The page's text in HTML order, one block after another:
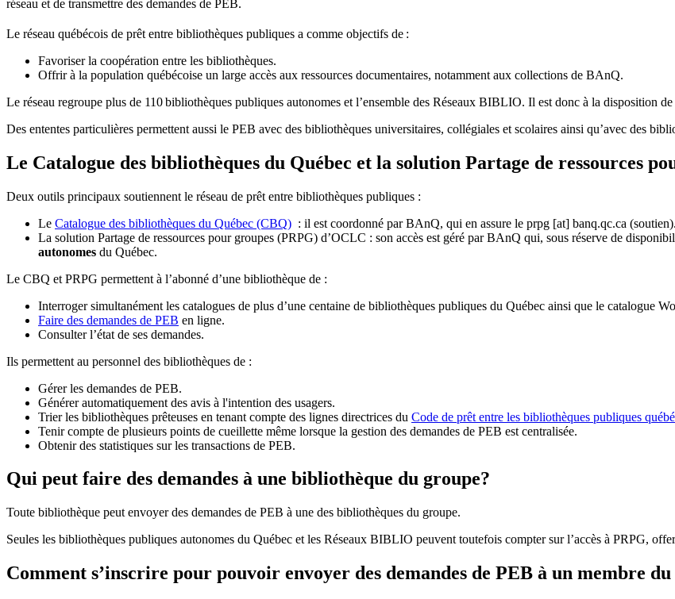
réseau et de transmettre des demandes de PEB.
Le réseau québécois de prêt entre bibliothèques publiques a comme objectifs de :
Favoriser la coopération entre les bibliothèques.
Offrir à la population québécoise un large accès aux ressources documentaires, notamment aux collections de BAnQ.
Le réseau regroupe plus de 110bibliothèques publiques autonomes et l’ensemble des Réseaux BIBLIO. Il est donc à la disposition
Des ententes particulières permettent aussi le PEB avec des bibliothèques universitaires, collégiales et scolaires ainsi qu’avec des
Le Catalogue des bibliothèques du Québec et la solution Partage de ressources
Deux outils principaux soutiennent le réseau de prêt entre bibliothèques publiques :
Le Catalogue des bibliothèques du Québec (CBQ) : il est coordonné par BAnQ, qui en assure le prpg [at] banq.qc.ca (soutien).
La solution Partage de ressources pour groupes (PRPG) d’OCLC : son accès est géré par BAnQ qui, sous réserve de
autonomes du Québec.
Le CBQ et PRPG permettent à l’abonné d’une bibliothèque de :
Interroger simultanément les catalogues de plus d’une centaine de bibliothèques publiques du Québec ainsi que le catalogue
Faire des demandes de PEB en ligne.
Consulter l’état de ses demandes.
Ils permettent au personnel des bibliothèques de :
Gérer les demandes de PEB.
Générer automatiquement des avis à l'intention des usagers.
Trier les bibliothèques prêteuses en tenant compte des lignes directrices du Code de prêt entre les bibliothèques publiques
Tenir compte de plusieurs points de cueillette même lorsque la gestion des demandes de PEB est centralisée.
Obtenir des statistiques sur les transactions de PEB.
Qui peut faire des demandes à une bibliothèque du groupe?
Toute bibliothèque peut envoyer des demandes de PEB à une des bibliothèques du groupe.
Seules les bibliothèques publiques autonomes du Québec et les Réseaux BIBLIO peuvent toutefois compter sur l’accès à PRPG,
Comment s’inscrire pour pouvoir envoyer des demandes de PEB à un membre